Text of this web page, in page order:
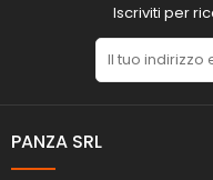
Iscriviti per
PANZA SRL